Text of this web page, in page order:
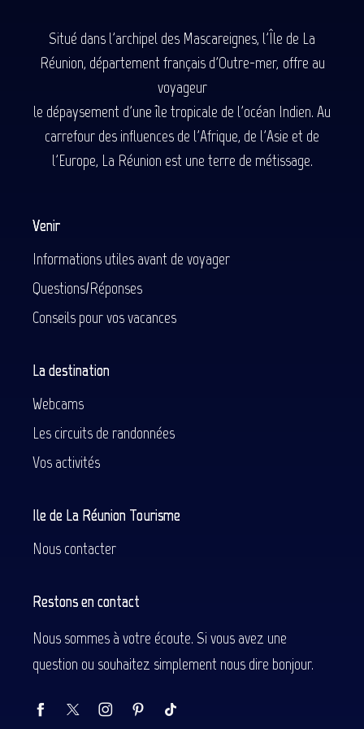
Situé dans l'archipel des Mascareignes, l'Île de La
Réunion, département français d'Outre-mer, offre au
voyageur
le dépaysement d'une île tropicale de l'océan Indien. Au
carrefour des influences de l'Afrique, de l'Asie et de
l'Europe, La Réunion est une terre de métissage.
Venir
Informations utiles avant de voyager
Questions/Réponses
Conseils pour vos vacances
La destination
Webcams
Les circuits de randonnées
Vos activités
Ile de La Réunion Tourisme
Nous contacter
Restons en contact
Nous sommes à votre écoute. Si vous avez une
question ou souhaitez simplement nous dire bonjour.